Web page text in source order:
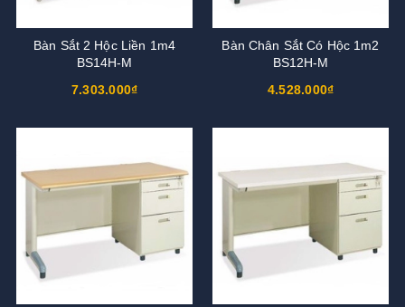
Bàn Sắt 2 Hộc Liền 1m4
BS14H-M
7.303.000₫
Bàn Chân Sắt Có Hộc 1m2
BS12H-M
4.528.000₫